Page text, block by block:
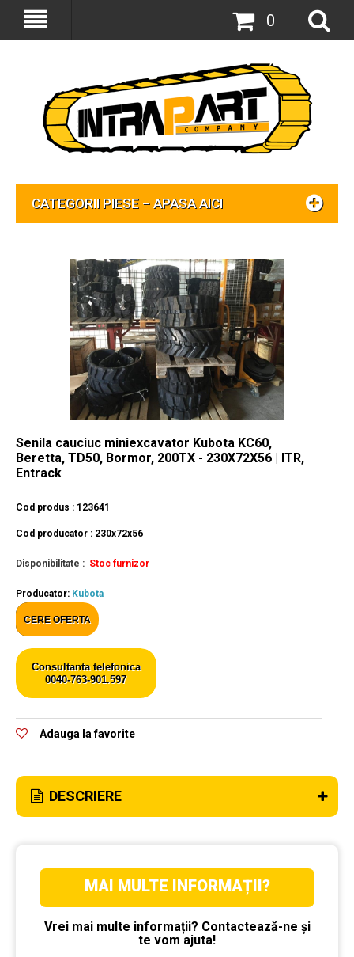
0
CATEGORII PIESE – APASA AICI
Senila cauciuc miniexcavator Kubota KC60,
Beretta, TD50, Bormor, 200TX - 230X72X56 | ITR,
Entrack
Cod produs : 123641
Cod producator : 230x72x56
Disponibilitate : Stoc furnizor
Producator: Kubota
CERE OFERTA
Consultanta telefonica
0040-763-901.597
Adauga la favorite
DESCRIERE
MAI MULTE INFORMAȚII?
Vrei mai multe informații? Contactează-ne și
te vom ajuta!